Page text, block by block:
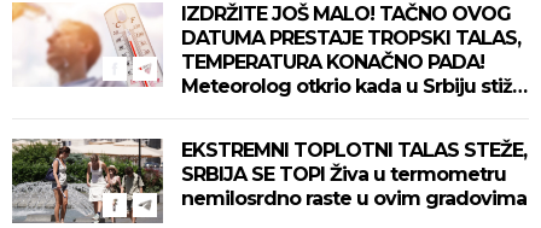
IZDRŽITE JOŠ MALO! TAČNO OVOG
DATUMA PRESTAJE TROPSKI TALAS,
TEMPERATURA KONAČNO PADA!
Meteorolog otkrio kada u Srbiju stiže
EKSTREMNI TOPLOTNI TALAS STEŽE,
SRBIJA SE TOPI Živa u termometru
nemilosrdno raste u ovim gradovima